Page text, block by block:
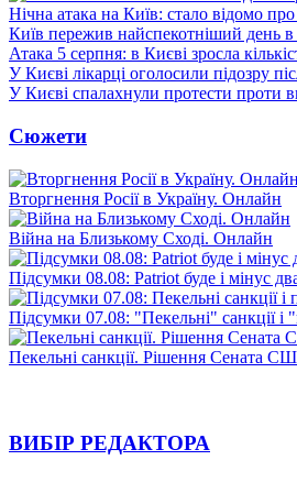
Нічна атака на Київ: стало відомо
Київ пережив найспекотніший день в
Атака 5 серпня: в Києві зросла
У Києві лікарці оголосили підозру
У Києві спалахнули протести проти
Сюжети
Вторгнення Росії в Україну. Онлайн
Війна на Близькому Сході. Онлайн
Підсумки 08.08: Patriot буде і мінус
Підсумки 07.08: "Пекельні" санкції і
Пекельні санкції. Рішення Сената
ВИБІР РЕДАКТОРА